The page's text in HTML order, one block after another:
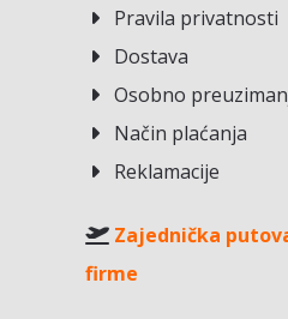
Pravila privatnosti
Dostava
Osobno
Način plaćanja
Reklamacije
Zajednička
firme